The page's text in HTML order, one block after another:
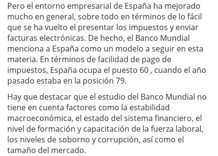
Pero el entorno empresarial de España ha mejorado
mucho en general, sobre todo en términos de lo fácil
que se ha vuelto el presentar los impuestos y enviar
facturas electrónicas. De hecho, el Banco Mundial
menciona a España como un modelo a seguir en esta
materia. En términos de facilidad de pago de
impuestos, España ocupa el puesto 60 , cuando el año
pasado estaba en la posición 79.
Hay que destacar que el estudio del Banco Mundial no
tiene en cuenta factores como la estabilidad
macroeconómica, el estado del sistema financiero, el
nivel de formación y capacitación de la fuerza laboral,
los niveles de soborno y corrupción, así como el
tamaño del mercado.